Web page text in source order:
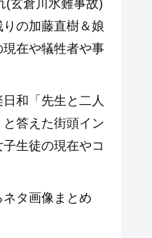
(玄倉川水難事故)
りの加藤直樹＆娘
在や犠牲者や事
和「先生と二人
答えた街頭イン
生徒の現在やコ
タ画像まとめ